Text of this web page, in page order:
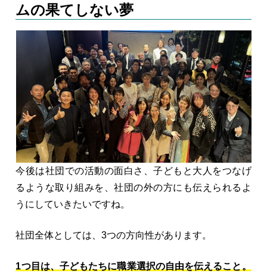
ムの果てしない夢
今後は社団での活動の面白さ、子どもと大人をつなげ
るような取り組みを、社団の外の方にも伝えられるよ
うにしていきたいですね。
社団全体としては、3つの方向性があります。
1つ目は、子どもたちに職業選択の自由を伝えること。